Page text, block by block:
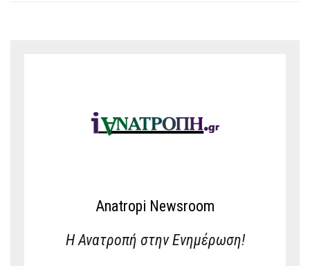
Anatropi Newsroom
Η Ανατροπή στην Ενημέρωση!